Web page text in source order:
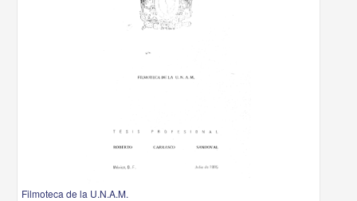
Filmoteca de la U.N.A.M.